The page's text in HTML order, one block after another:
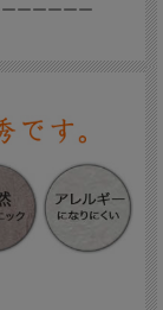
硬めです。
ーーーーー